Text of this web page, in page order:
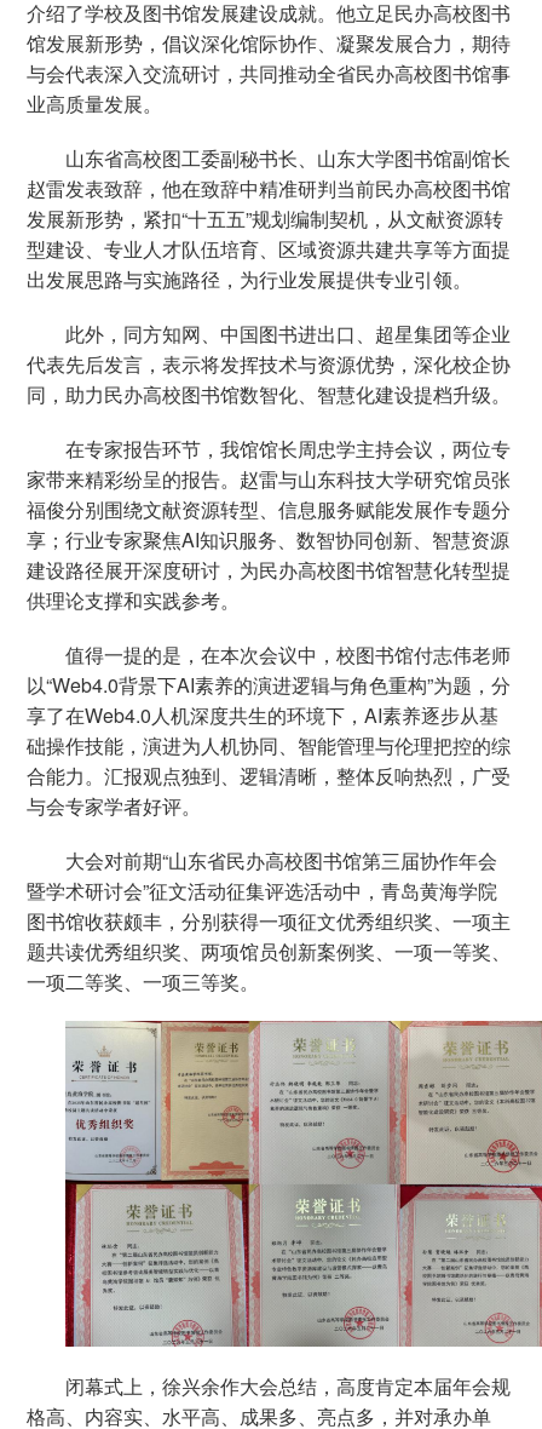
介绍了学校及图书馆发展建设成就。他立足民办高校图书
馆发展新形势，倡议深化馆际协作、凝聚发展合力，期待
与会代表深入交流研讨，共同推动全省民办高校图书馆事
业高质量发展。
山东省高校图工委副秘书长、山东大学图书馆副馆长
赵雷发表致辞，他在致辞中精准研判当前民办高校图书馆
发展新形势，紧扣“十五五”规划编制契机，从文献资源转
型建设、专业人才队伍培育、区域资源共建共享等方面提
出发展思路与实施路径，为行业发展提供专业引领。
此外，同方知网、中国图书进出口、超星集团等企业
代表先后发言，表示将发挥技术与资源优势，深化校企协
同，助力民办高校图书馆数智化、智慧化建设提档升级。
在专家报告环节，我馆馆长周忠学主持会议，两位专
家带来精彩纷呈的报告。赵雷与山东科技大学研究馆员张
福俊分别围绕文献资源转型、信息服务赋能发展作专题分
享；行业专家聚焦AI知识服务、数智协同创新、智慧资源
建设路径展开深度研讨，为民办高校图书馆智慧化转型提
供理论支撑和实践参考。
值得一提的是，在本次会议中，校图书馆付志伟老师
以“Web4.0背景下AI素养的演进逻辑与角色重构”为题，分
享了在Web4.0人机深度共生的环境下，AI素养逐步从基
础操作技能，演进为人机协同、智能管理与伦理把控的综
合能力。汇报观点独到、逻辑清晰，整体反响热烈，广受
与会专家学者好评。
大会对前期“山东省民办高校图书馆第三届协作年会
暨学术研讨会”征文活动征集评选活动中，青岛黄海学院
图书馆收获颇丰，分别获得一项征文优秀组织奖、一项主
题共读优秀组织奖、两项馆员创新案例奖、一项一等奖、
一项二等奖、一项三等奖。
闭幕式上，徐兴余作大会总结，高度肯定本届年会规
格高、内容实、水平高、成果多、亮点多，并对承办单